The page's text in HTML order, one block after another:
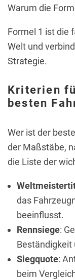
Warum die
Formel 1 ist die
Welt und
Strategie.
Kriterien
besten
Wer ist der
der Maßstäbe,
die Liste der
das
beeinflusst.
Rennsiege:
Beständigkeit
Siegquote:
beim